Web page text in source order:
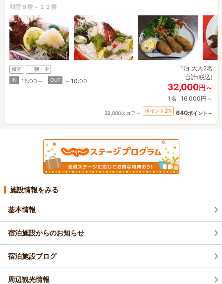
和室８畳～１２畳
和室
朝・夕
IN
15:00～ OUT ～10:00
1泊 大人2名
合計(税込)
32,000円～
1名 16,000円～
32,000スコア～ ポイント 2% 640ポイント～
施設情報をみる
基本情報
宿泊施設からのお知らせ
宿泊施設ブログ
周辺観光情報